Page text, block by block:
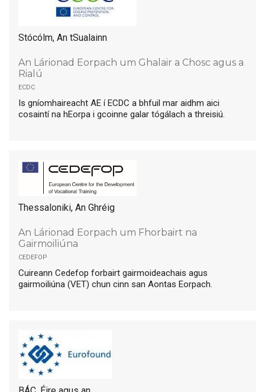
Stócólm, An tSualainn
An Lárionad Eorpach um Ghalair a Chosc agus a
Rialú
ecdc
Is gníomhaireacht AE í ECDC a bhfuil mar aidhm aici
cosaintí na hEorpa i gcoinne galar tógálach a threisiú.
Thessaloniki, An Ghréig
An Lárionad Eorpach um Fhorbairt na
Gairmoiliúna
cedefop
Cuireann Cedefop forbairt gairmoideachais agus
gairmoiliúna (VET) chun cinn san Aontas Eorpach.